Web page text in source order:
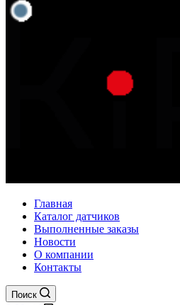
Главная
Каталог датчиков
Выполненные заказы
Новости
О компании
Контакты
Поиск